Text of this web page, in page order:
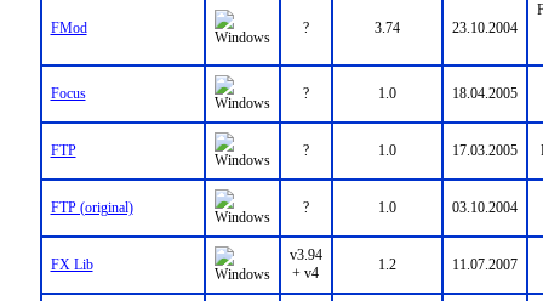
FMod ? 3.74 23.10.2004
Focus ? 1.0 18.04.2005
FTP ? 1.0 17.03.2005
FTP (original) ? 1.0 03.10.2004
FX Lib
v3.94
+ v4
1.2 11.07.2007